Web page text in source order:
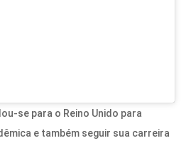
se para o Reino Unido para
e também seguir sua carreira